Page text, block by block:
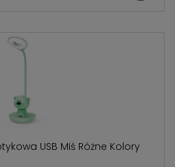
USB Miś Różne Kolory